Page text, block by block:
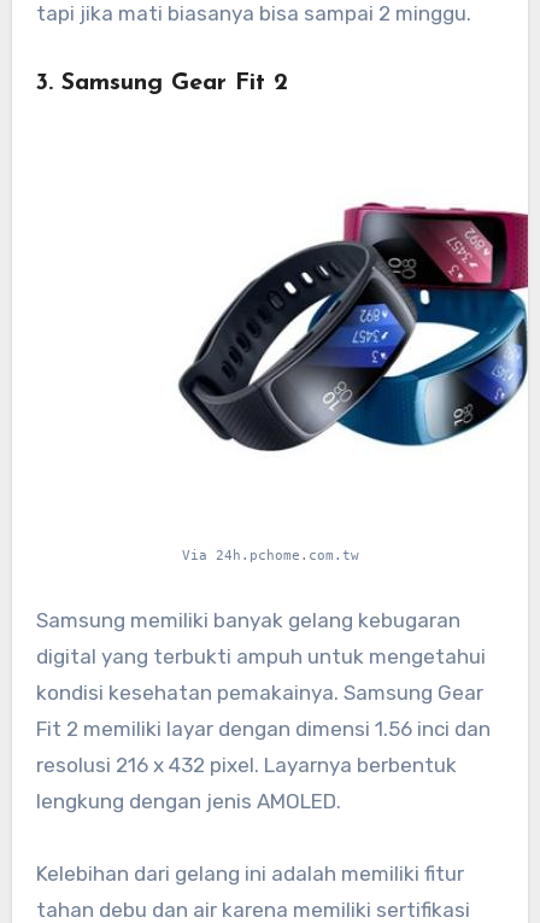
tapi jika mati biasanya bisa sampai 2 minggu.
3. Samsung Gear Fit 2
Via 24h.pchome.com.tw
Samsung memiliki banyak gelang kebugaran
digital yang terbukti ampuh untuk mengetahui
kondisi kesehatan pemakainya. Samsung Gear
Fit 2 memiliki layar dengan dimensi 1.56 inci dan
resolusi 216 x 432 pixel. Layarnya berbentuk
lengkung dengan jenis AMOLED.
Kelebihan dari gelang ini adalah memiliki fitur
tahan debu dan air karena memiliki sertifikasi